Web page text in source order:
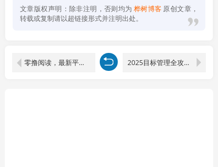
文章版权声明：除非注明，否则均为 桦树博客 原创文章，
转载或复制请以超链接形式并注明出处。
零撸阅读，最新平台，一键运行 一部手机即可，单日收益50-300+ 2025目标管理全攻略，复盘过去加规划未来，建立持续成长系统